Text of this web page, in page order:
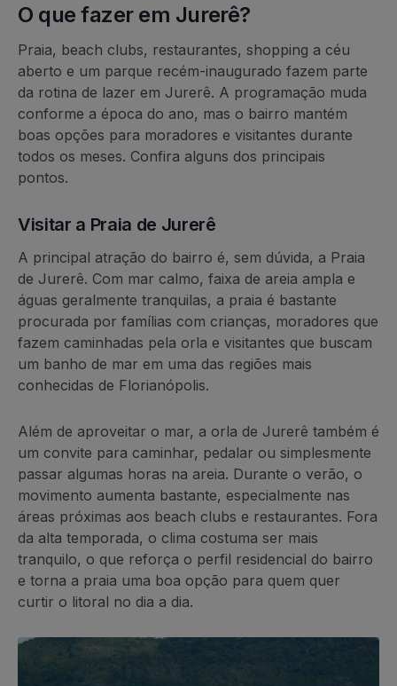
O que fazer em Jurerê?
Praia, beach clubs, restaurantes, shopping a céu
aberto e um parque recém-inaugurado fazem parte
da rotina de lazer em Jurerê. A programação muda
conforme a época do ano, mas o bairro mantém
boas opções para moradores e visitantes durante
todos os meses. Confira alguns dos principais
pontos.
Visitar a Praia de Jurerê
A principal atração do bairro é, sem dúvida, a Praia
de Jurerê. Com mar calmo, faixa de areia ampla e
águas geralmente tranquilas, a praia é bastante
procurada por famílias com crianças, moradores que
fazem caminhadas pela orla e visitantes que buscam
um banho de mar em uma das regiões mais
conhecidas de Florianópolis.
Além de aproveitar o mar, a orla de Jurerê também é
um convite para caminhar, pedalar ou simplesmente
passar algumas horas na areia. Durante o verão, o
movimento aumenta bastante, especialmente nas
áreas próximas aos beach clubs e restaurantes. Fora
da alta temporada, o clima costuma ser mais
tranquilo, o que reforça o perfil residencial do bairro
e torna a praia uma boa opção para quem quer
curtir o litoral no dia a dia.